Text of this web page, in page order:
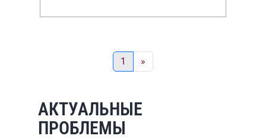
независимо от ее цвета. Но на кож
1 »
АКТУАЛЬНЫЕ
ПРОБЛЕМЫ